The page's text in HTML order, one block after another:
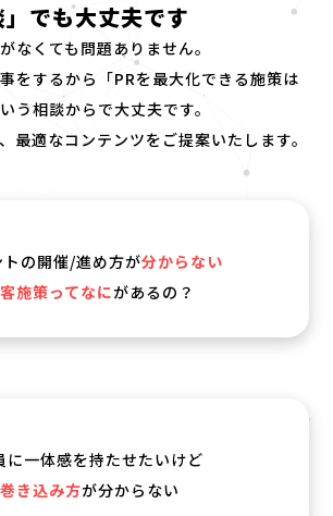
」でも大丈夫です
なくても問題ありません。
をするから「PRを最大化できる施策は
う相談からで大丈夫です。
最適なコンテンツをご提案いたします。
トの開催/進め方が分からない
施策ってなにがあるの？
に一体感を持たせたいけど
巻き込み方が分からない